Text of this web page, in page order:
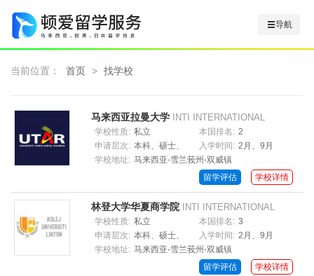
导航
当前位置： 首页 > 找学校
马来西亚拉曼大学
INTI INTERNATIONAL
UNIVERSITY
学校性质: 私立 本国排名: 2
申请层次: 本科、硕士、
博士
入学时间: 2月、9月
学校地址: 马来西亚-雪兰莪州-双威镇
留学评估
学校详情
林登大学华夏商学院
INTI INTERNATIONAL
UNIVERSITY
学校性质: 私立 本国排名: 3
申请层次: 本科、硕士、
博士
入学时间: 2月、9月
学校地址: 马来西亚-雪兰莪州-双威镇
留学评估
学校详情